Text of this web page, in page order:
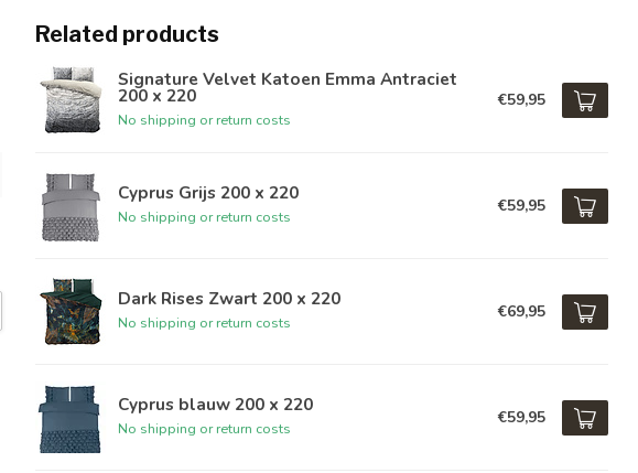
Related products
Signature Velvet Katoen Emma Antraciet
200 x 220
No shipping or return costs
€59,95
Cyprus Grijs 200 x 220
No shipping or return costs
€59,95
Dark Rises Zwart 200 x 220
No shipping or return costs
€69,95
Cyprus blauw 200 x 220
No shipping or return costs
€59,95